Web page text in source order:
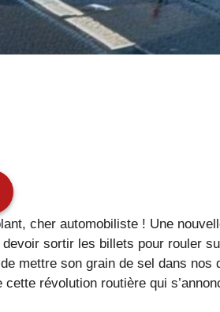
cher automobiliste ! Une
sortir les billets pour rouler
mettre son grain de sel dans
cette révolution routière qui